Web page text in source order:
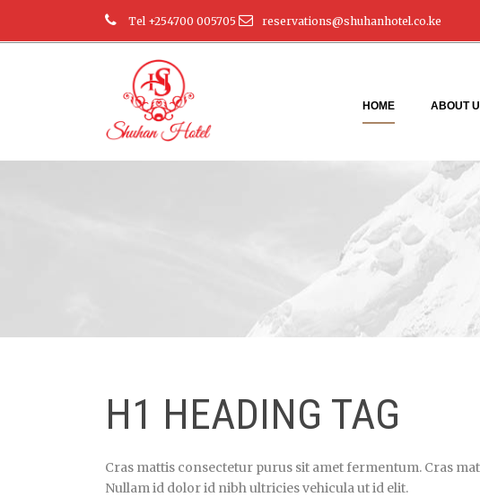
Tel +254700 005705 reservations@shuhanhotel.co.ke
HOME ABOUT
H1 HEADING TAG
Cras mattis consectetur purus sit amet fermentum. Cras
Nullam id dolor id nibh ultricies vehicula ut id elit.